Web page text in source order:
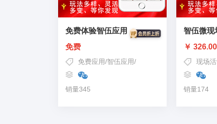
免费体验智伍应用
免费
免费应用/智伍应用/ 免费体验微擎应用
销量345
智伍微现
￥
现场
销量174